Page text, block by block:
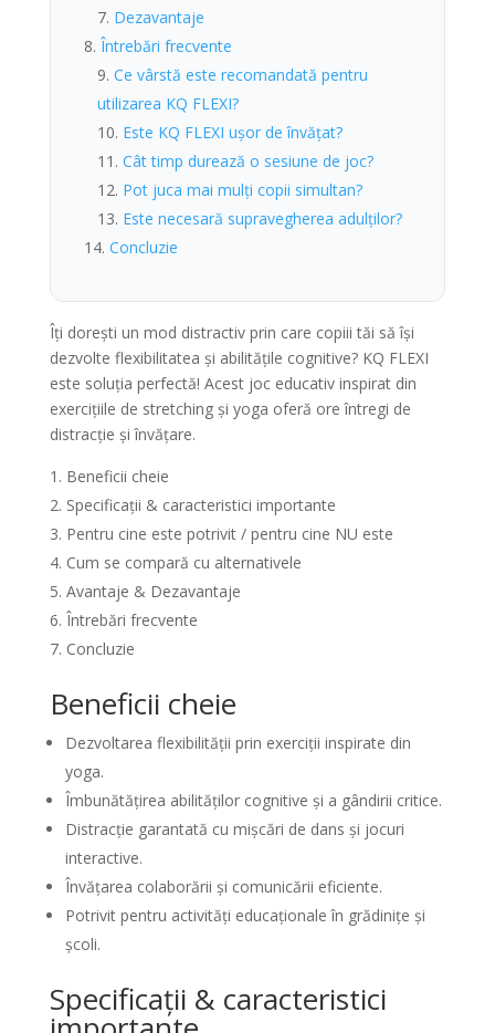
Dezavantaje
Întrebări frecvente
Ce vârstă este recomandată pentru
utilizarea KQ FLEXI?
Este KQ FLEXI ușor de învățat?
Cât timp durează o sesiune de joc?
Pot juca mai mulți copii simultan?
Este necesară supravegherea adulților?
Concluzie
Îți dorești un mod distractiv prin care copiii tăi să își
dezvolte flexibilitatea și abilitățile cognitive? KQ FLEXI
este soluția perfectă! Acest joc educativ inspirat din
exercițiile de stretching și yoga oferă ore întregi de
distracție și învățare.
Beneficii cheie
Specificații & caracteristici importante
Pentru cine este potrivit / pentru cine NU este
Cum se compară cu alternativele
Avantaje & Dezavantaje
Întrebări frecvente
Concluzie
Beneficii cheie
Dezvoltarea flexibilității prin exerciții inspirate din
yoga.
Îmbunătățirea abilităților cognitive și a gândirii critice.
Distracție garantată cu mișcări de dans și jocuri
interactive.
Învățarea colaborării și comunicării eficiente.
Potrivit pentru activități educaționale în grădinițe și
școli.
Specificații & caracteristici